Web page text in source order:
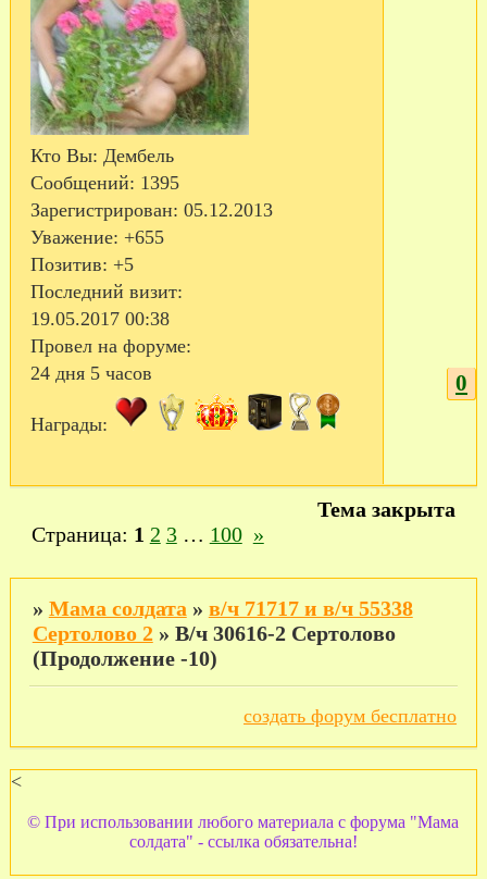
Кто Вы: Дембель
Сообщений: 1395
Зарегистрирован: 05.12.2013
Уважение: +655
Позитив: +5
Последний визит:
19.05.2017 00:38
Провел на форуме:
24 дня 5 часов
Награды:
0
Тема закрыта
Страница: 1 2 3 … 100 »
» Мама солдата » в/ч 71717 и в/ч 55338
Сертолово 2 » В/ч 30616-2 Сертолово
(Продолжение -10)
создать форум бесплатно
<
© При использовании любого материала с форума "Мама
солдата" - ссылка обязательна!